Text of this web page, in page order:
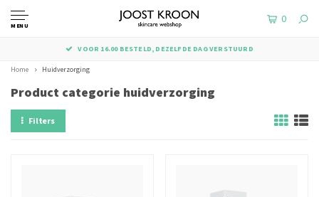
MENU
0
BESTE SKINCARE WEBSHOP
Home Huidverzorging
Product categorie huidverzorging
Filters